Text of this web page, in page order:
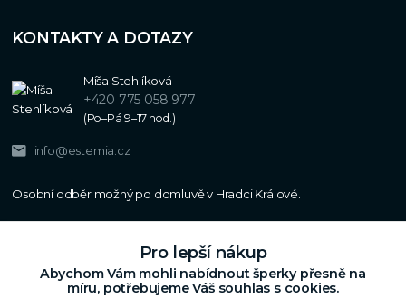
KONTAKTY A DOTAZY
Míša Stehlíková
+420 775 058 977
(Po–Pá 9–17 hod.)
info@estemia.cz
Pro lepší nákup
Abychom Vám mohli nabídnout šperky přesně na
míru, potřebujeme Váš souhlas s cookies.